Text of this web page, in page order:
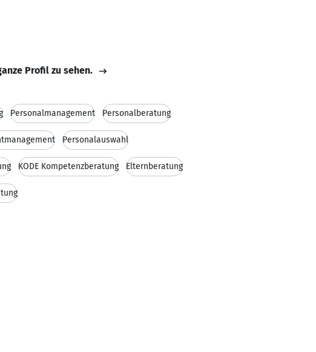
Profil zu sehen.
Personalmanagement Personalberatung
Personalauswahl
KODE Kompetenzberatung Elternberatung